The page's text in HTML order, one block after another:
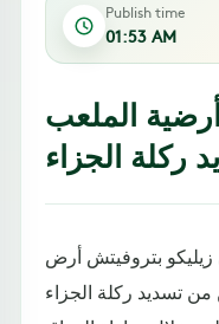
Publish time
01:53 AM
الملعب
ركلة الجزاء
بتروفيتش أرض
تسديد ركلة الجزاء